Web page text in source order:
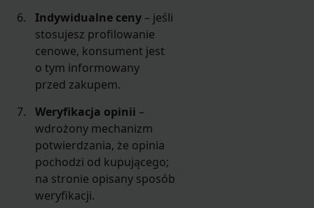
Indywidualne ceny – jeśli
stosujesz profilowanie
cenowe, konsument jest
o tym informowany
przed zakupem.
Weryfikacja opinii –
wdrożony mechanizm
potwierdzania, że opinia
pochodzi od kupującego;
na stronie opisany sposób
weryfikacji.